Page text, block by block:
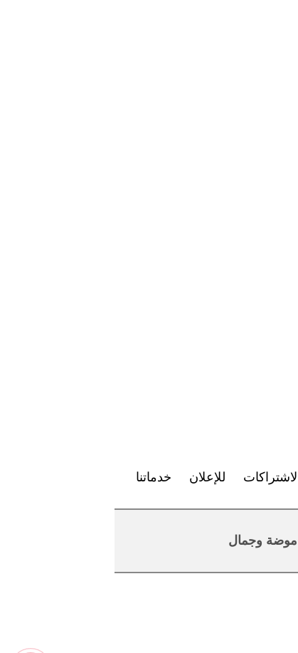
الاشتراكات للإعلان خدماتنا
موضة وجمال